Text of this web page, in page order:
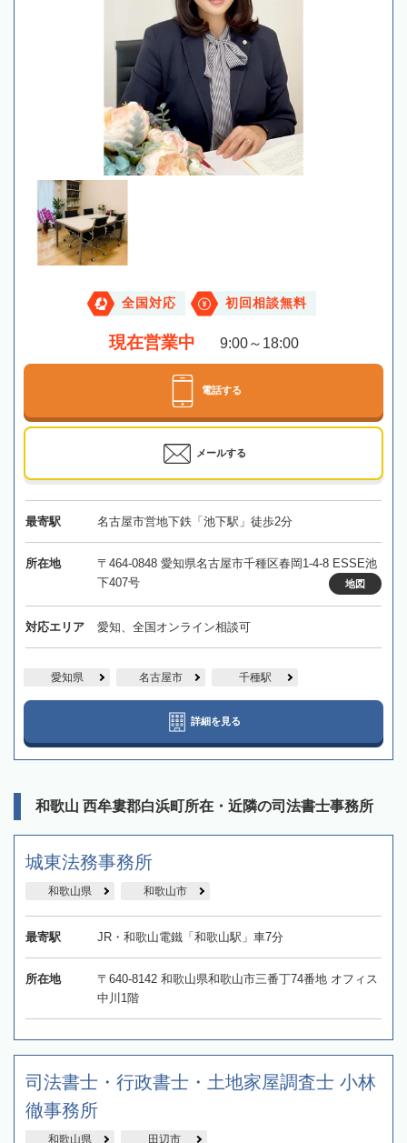
全国対応 初回相談無料
現在営業中 9:00～18:00
電話する
メールする
最寄駅 名古屋市営地下鉄「池下駅」徒歩2分
所在地
〒464-0848 愛知県名古屋市千種区春岡1-4-8 ESSE池
下407号
地図
対応エリア 愛知、全国オンライン相談可
愛知県 名古屋市 千種駅
詳細を見る
和歌山 西牟婁郡白浜町所在・近隣の司法書士事務所
城東法務事務所
和歌山県 和歌山市
最寄駅 JR・和歌山電鐵「和歌山駅」車7分
所在地
〒640-8142 和歌山県和歌山市三番丁74番地 オフィス
中川1階
司法書士・行政書士・土地家屋調査士 小林
徹事務所
和歌山県 田辺市